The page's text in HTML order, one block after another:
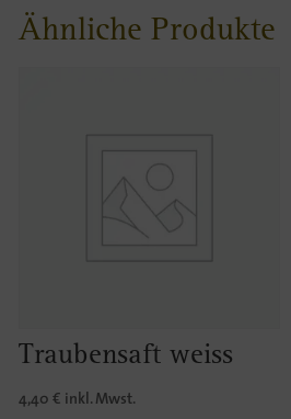
Ähnliche Produkte
Traubensaft weiss
4,40€ inkl. Mwst.